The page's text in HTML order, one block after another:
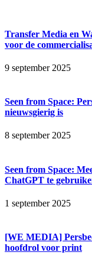
Transfer Media en
voor de
9 september 2025
Seen from Space:
nieuwsgierig is
8 september 2025
Seen from Space:
ChatGPT te
1 september 2025
[WE MEDIA]
hoofdrol voor print